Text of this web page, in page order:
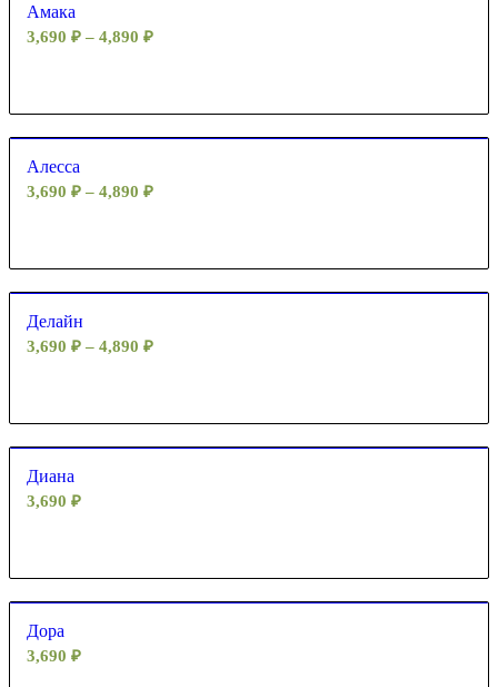
Амака
3,690 ₽ – 4,890 ₽
Алесса
3,690 ₽ – 4,890 ₽
Делайн
3,690 ₽ – 4,890 ₽
Диана
3,690 ₽
Дора
3,690 ₽